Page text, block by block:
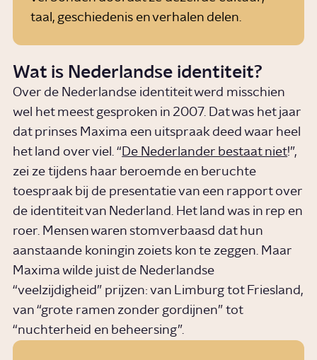
taal, geschiedenis en verhalen delen.
Wat is Nederlandse identiteit?
Over de Nederlandse identiteit werd misschien
wel het meest gesproken in 2007. Dat was het jaar
dat prinses Maxima een uitspraak deed waar heel
het land over viel. “ De Nederlander bestaat niet!”,
zei ze tijdens haar beroemde en beruchte
toespraak bij de presentatie van een rapport over
de identiteit van Nederland. Het land was in rep en
roer. Mensen waren stomverbaasd dat hun
aanstaande koningin zoiets kon te zeggen. Maar
Maxima wilde juist de Nederlandse
“veelzijdigheid” prijzen: van Limburg tot Friesland,
van “grote ramen zonder gordijnen” tot
“nuchterheid en beheersing”.